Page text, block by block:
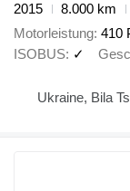
2015
8.000 km
Motorleistung 410
ISOBUS ✓
Ukraine, Bila